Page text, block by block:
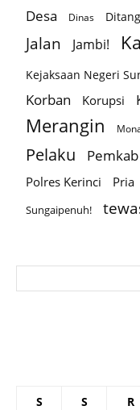
Desa Dinas
Jalan Jambi!
Kejaksaan Negeri
Korban Korupsi
Merangin
Pelaku
Polres Kerinci
Pria
Sungaipenuh!
S S R